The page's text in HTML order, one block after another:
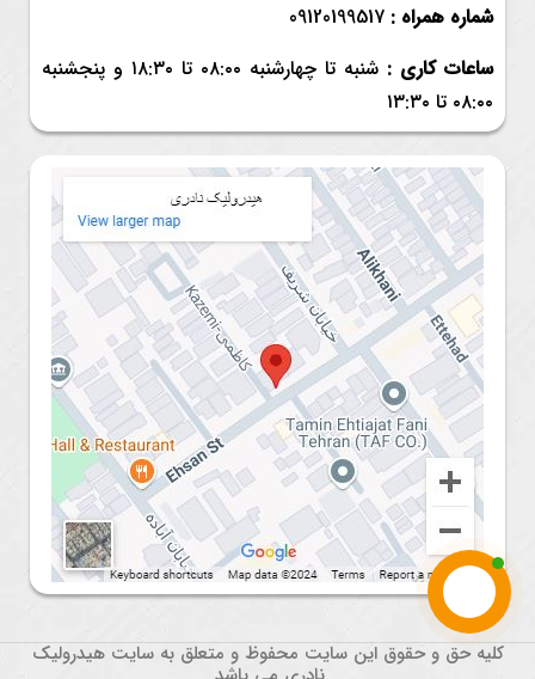
شماره همراه : 09120199517
ساعات کاری : شنبه تا چهارشنبه ۰۸:۰۰ تا ۱۸:۳۰ و
پنجشنبه
۰۸:۰۰ تا ۱۳:۳۰
کلیه حق و حقوق این سایت محفوظ و متعلق به سایت هیدرولیک